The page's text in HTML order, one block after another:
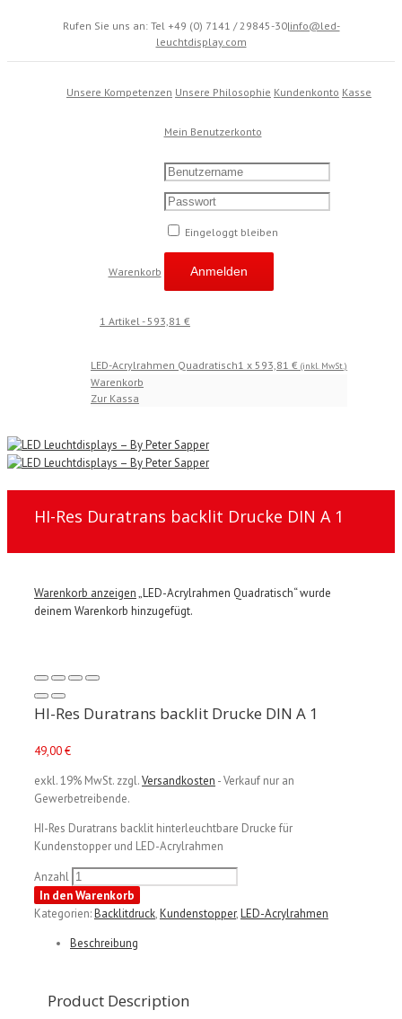
Rufen Sie uns an: Tel +49 (0) 7141 / 29845-30|info@led-
leuchtdisplay.com
Unsere Kompetenzen Unsere Philosophie Kundenkonto Kasse
Warenkorb
Mein Benutzerkonto
Eingeloggt bleiben
1 Artikel- 593,81 €
LED-Acrylrahmen Quadratisch1 x 593,81 € (inkl. MwSt.)
Warenkorb
Zur Kassa
HI-Res Duratrans backlit Drucke DIN A 1
Warenkorb anzeigen„LED-Acrylrahmen Quadratisch“ wurde
deinem Warenkorb hinzugefügt.
HI-Res Duratrans backlit Drucke DIN A 1
49,00€
exkl. 19% MwSt. zzgl.Versandkosten - Verkauf nur an
Gewerbetreibende.
HI-Res Duratrans backlit hinterleuchtbare Drucke für
Kundenstopper und LED-Acrylrahmen
Anzahl
In den Warenkorb
Kategorien:Backlitdruck,Kundenstopper,LED-Acrylrahmen
Beschreibung
Product Description